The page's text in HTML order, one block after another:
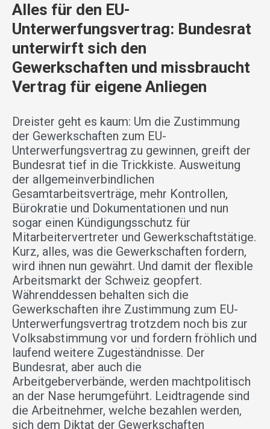
Alles für den EU-
Unterwerfungsvertrag: Bundesrat
unterwirft sich den
Gewerkschaften und missbraucht
Vertrag für eigene Anliegen
Dreister geht es kaum: Um die Zustimmung
der Gewerkschaften zum EU-
Unterwerfungsvertrag zu gewinnen, greift der
Bundesrat tief in die Trickkiste. Ausweitung
der allgemeinverbindlichen
Gesamtarbeitsverträge, mehr Kontrollen,
Bürokratie und Dokumentationen und nun
sogar einen Kündigungsschutz für
Mitarbeitervertreter und Gewerkschaftstätige.
Kurz, alles, was die Gewerkschaften fordern,
wird ihnen nun gewährt. Und damit der flexible
Arbeitsmarkt der Schweiz geopfert.
Währenddessen behalten sich die
Gewerkschaften ihre Zustimmung zum EU-
Unterwerfungsvertrag trotzdem noch bis zur
Volksabstimmung vor und fordern fröhlich und
laufend weitere Zugeständnisse. Der
Bundesrat, aber auch die
Arbeitgeberverbände, werden machtpolitisch
an der Nase herumgeführt. Leidtragende sind
die Arbeitnehmer, welche bezahlen werden,
sich dem Diktat der Gewerkschaften